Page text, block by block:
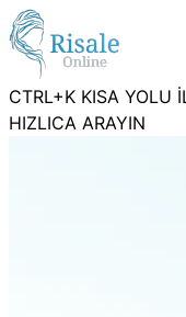
CTRL+K KISA YOLU
HIZLICA ARAYIN